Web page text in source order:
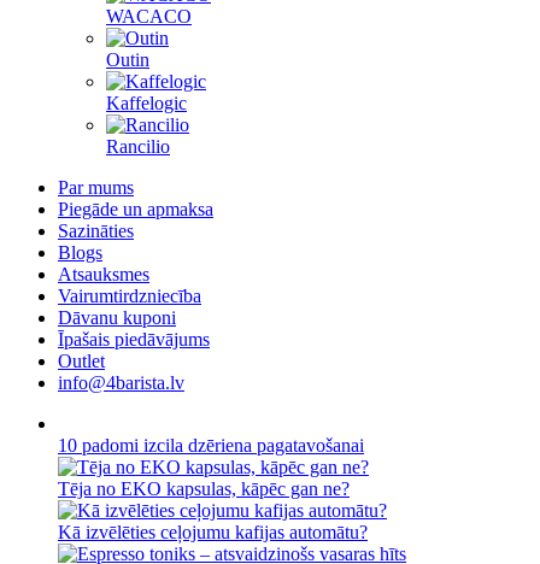
WACACO
Outin
Kaffelogic
Rancilio
Par mums
Piegāde un apmaksa
Sazināties
Blogs
Atsauksmes
Vairumtirdzniecība
Dāvanu kuponi
Īpašais piedāvājums
Outlet
info@4barista.lv
10 padomi izcila dzēriena pagatavošanai
Tēja no EKO kapsulas, kāpēc gan ne?
Kā izvēlēties ceļojumu kafijas automātu?